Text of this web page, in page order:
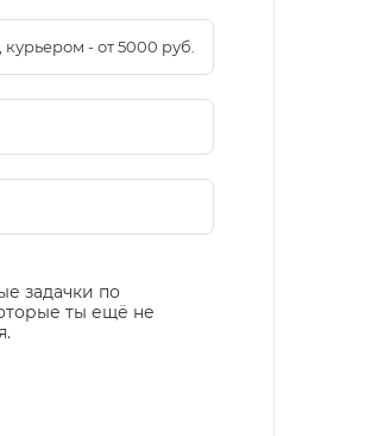
- от 5000 руб.
задачки по
ты ещё не